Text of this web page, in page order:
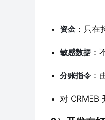
资金 ：只
敏感数据：
分账指令 ：
对 CRMEB